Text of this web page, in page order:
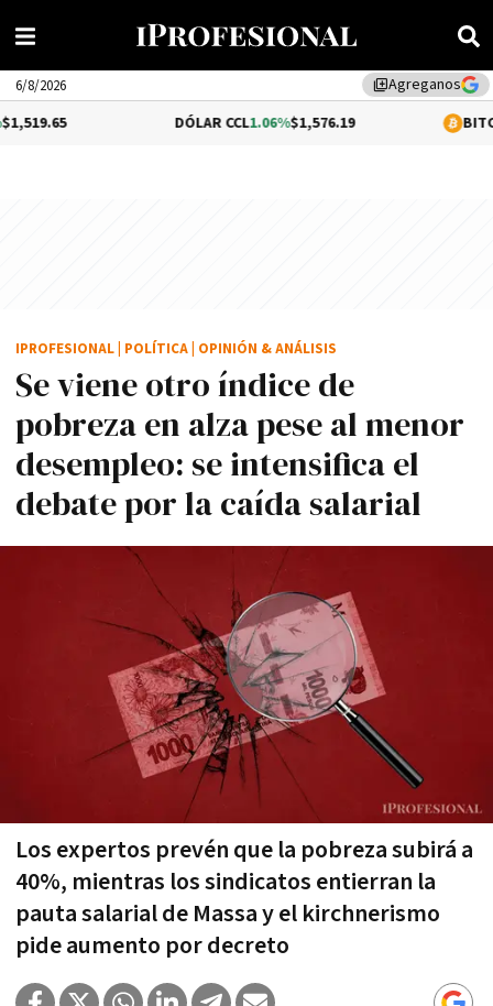
library_addAgreganos
6/8/2026
1.06%$1,576.19 0.26%
Se viene otro índice de
pobreza en alza pese al menor
desempleo: se intensifica el
debate por la caída salarial
Los expertos prevén que la pobreza subirá a
40%, mientras los sindicatos entierran la
pauta salarial de Massa y el kirchnerismo
pide aumento por decreto
IPROFESIONAL POLÍTICA OPINIÓN & ANÁLISIS